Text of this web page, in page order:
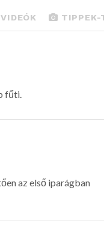
VIDEÓK TIPPEK-
fűti.
az első iparágban